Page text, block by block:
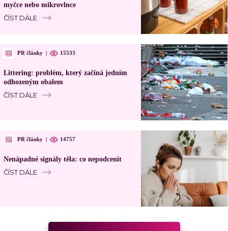
myčce nebo mikrovlnce
ČÍST DÁLE
PR články 15533
Littering: problém, který začíná jedním
odhozeným obalem
ČÍST DÁLE
PR články 14757
Nenápadné signály těla: co nepodcenit
ČÍST DÁLE